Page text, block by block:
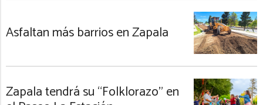
Asfaltan más barrios en Zapala
Zapala tendrá su “Folklorazo” en